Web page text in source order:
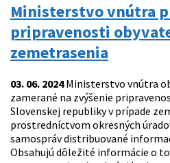
Ministerstvo vnútra
pripravenosti
zemetrasenia
03. 06. 2024Ministerstvo vnútra
zamerané na zvýšenie
Slovenskej republiky v prípade
prostredníctvom okresných
samospráv distribuované
Obsahujú dôležité informácie o